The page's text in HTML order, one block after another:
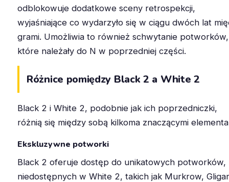
odblokowuje dodatkowe sceny retrospekcji,
wyjaśniające co wydarzyło się w ciągu dwóch lat
grami. Umożliwia to również schwytanie potworków,
które należały do N w poprzedniej części.
Różnice pomiędzy Black 2 a White 2
Black 2 i White 2, podobnie jak ich poprzedniczki,
różnią się między sobą kilkoma znaczącymi
Ekskluzywne potworki
Black 2 oferuje dostęp do unikatowych potworków,
niedostępnych w White 2, takich jak Murkrow,